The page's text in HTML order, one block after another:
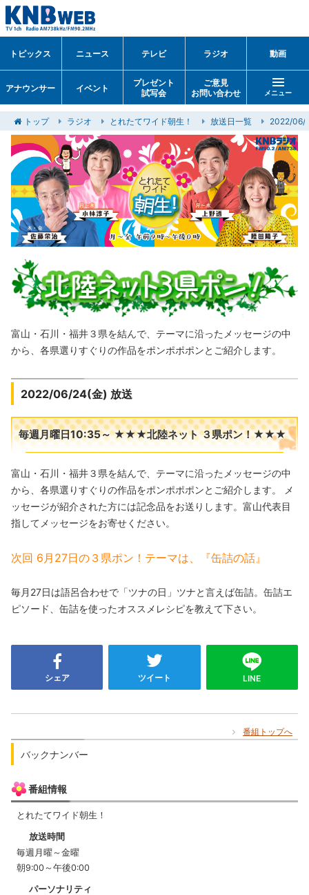
トピックス ニュース テレビ ラジオ 動画
アナウンサー イベント
プレゼント
試写会
ご意見
お問い合わせ
メニュー
トップ ラジオ とれたてワイド朝生！ 放送日一覧 2022/06/
富山・石川・福井３県を結んで、テーマに沿ったメッセージの中
から、各県選りすぐりの作品をポンポポポンとご紹介します。
2022/06/24(金) 放送
毎週月曜日10:35～ ★★★北陸ネット ３県ポン！★★★
富山・石川・福井３県を結んで、テーマに沿ったメッセージの中
から、各県選りすぐりの作品をポンポポポンとご紹介します。 メ
ッセージが紹介された方には記念品をお送りします。富山代表目
指してメッセージをお寄せください。
次回 6月27日の３県ポン！テーマは、『缶詰の話』
毎月27日は語呂合わせで「ツナの日」ツナと言えば缶詰。缶詰エ
ピソード、缶詰を使ったオススメレシピを教えて下さい。
シェア ツイート LINE
番組トップへ
バックナンバー
番組情報
とれたてワイド朝生！
放送時間
毎週月曜～金曜
朝9:00～午後0:00
パーソナリティ